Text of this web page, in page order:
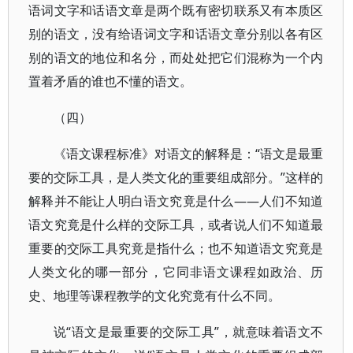
语词文字和话语文章是两个既有密切联系又有本质区
别的语文，没有给语词文字和话语文章分别以各有区
别的语文的地位和名分，而处处把它们混称为一个内
置着矛盾的谁也不懂的语文。
（四）
《语文课程标准》对语文的解释是：“语文是最重
要的交际工具，是人类文化的重要组成部分。”这样的
解释并不能让人明白语文究竟是什么——人们不知道
语文究竟是什么样的交际工具，或者说人们不知道最
重要的交际工具究竟是指什么；也不知道语文究竟是
人类文化的哪一部分，它同非语文课程如政治、历
史、地理等课程教学的文化究竟有什么不同。
说“语文是最重要的交际工具”，就意味着语文不